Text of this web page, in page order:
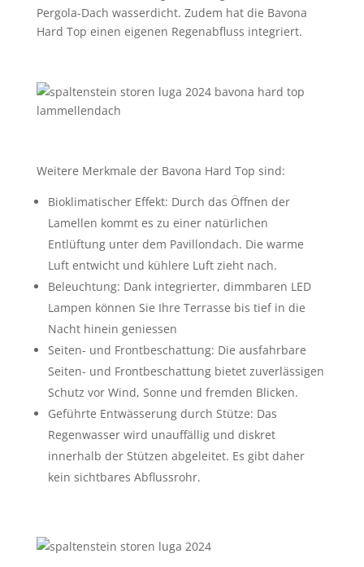
Pergola-Dach wasserdicht. Zudem hat die Bavona
Hard Top einen eigenen Regenabfluss integriert.
Weitere Merkmale der Bavona Hard Top sind:
Bioklimatischer Effekt: Durch das Öffnen der
Lamellen kommt es zu einer natürlichen
Entlüftung unter dem Pavillondach. Die warme
Luft entwicht und kühlere Luft zieht nach.
Beleuchtung: Dank integrierter, dimmbaren LED
Lampen können Sie Ihre Terrasse bis tief in die
Nacht hinein geniessen
Seiten- und Frontbeschattung: Die ausfahrbare
Seiten- und Frontbeschattung bietet zuverlässigen
Schutz vor Wind, Sonne und fremden Blicken.
Geführte Entwässerung durch Stütze: Das
Regenwasser wird unauffällig und diskret
innerhalb der Stützen abgeleitet. Es gibt daher
kein sichtbares Abflussrohr.